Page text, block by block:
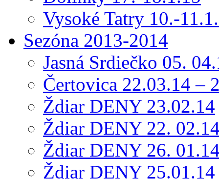
Vysoké Tatry 10.-
Sezóna 2013-2014
Jasná Srdiečko 05.
Čertovica 22.03.14 –
Ždiar DENY 23.02.14
Ždiar DENY 22.
Ždiar DENY 26.
Ždiar DENY 25.01.14